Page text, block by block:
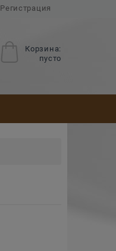
Регистрация
Корзина:
пусто